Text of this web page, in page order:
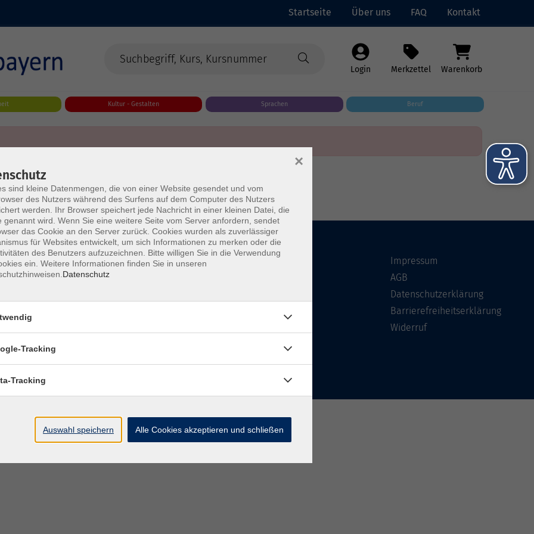
Startseite Über uns FAQ Kontakt
Login Merkzettel Warenkorb
Kultur - Gestalten Sprachen Beruf
Startseite
Impressum
AGB
Datenschutzerklärung
Barrierefreiheitserklärung
Widerruf
sind kleine Datenmengen, die von einer Website gesendet und vom
des Nutzers während des Surfens auf dem Computer des Nutzers
werden. Ihr Browser speichert jede Nachricht in einer kleinen Datei, die
genannt wird. Wenn Sie eine weitere Seite vom Server anfordern, sendet
das Cookie an den Server zurück. Cookies wurden als zuverlässiger
für Websites entwickelt, um sich Informationen zu merken oder die
des Benutzers aufzuzeichnen. Bitte willigen Sie in die Verwendung
ein. Weitere Informationen finden Sie in unseren
Datenschutz
×
Tracking
Tracking
Auswahl speichern Alle Cookies akzeptieren und schließen